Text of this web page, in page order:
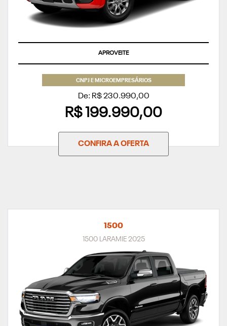
APROVEITE
CNPJ E MICROEMPRESÁRIOS
De: R$ 230.990,00
R$ 199.990,00
CONFIRA A OFERTA
1500
1500 LARAMIE 2025